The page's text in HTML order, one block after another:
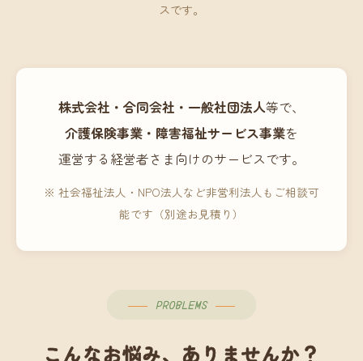
スです。
株式会社・合同会社・一般社団法人等で、
介護保険事業・障害福祉サービス事業を
運営する経営者さま向けのサービスです。
※ 社会福祉法人・NPO法人など非営利法人もご相談可
能です（別途お見積り）
PROBLEMS
こんなお悩み、ありませんか？